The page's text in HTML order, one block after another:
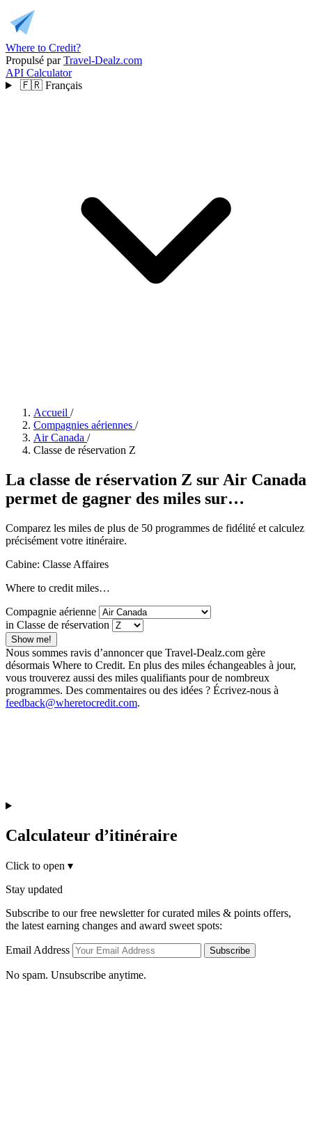
Where to Credit?
Propulsé par Travel-Dealz.com
API Calculator
🇫🇷 Français
Accueil /
Compagnies aériennes /
Air Canada /
Classe de réservation Z
La classe de réservation Z sur Air Canada
permet de gagner des miles sur…
Comparez les miles de plus de 50 programmes de fidélité et calculez
précisément votre itinéraire.
Cabine: Classe Affaires
Where to credit miles…
Compagnie aérienne
in Classe de réservation
Show me!
Nous sommes ravis d’annoncer que Travel-Dealz.com gère
désormais Where to Credit. En plus des miles échangeables à jour,
vous trouverez aussi des miles qualifiants pour de nombreux
programmes. Des commentaires ou des idées ? Écrivez-nous à
feedback@wheretocredit.com.
Calculateur d’itinéraire
Click to open ▾
Stay updated
Subscribe to our free newsletter for curated miles & points offers,
the latest earning changes and award sweet spots:
Email Address Subscribe
No spam. Unsubscribe anytime.